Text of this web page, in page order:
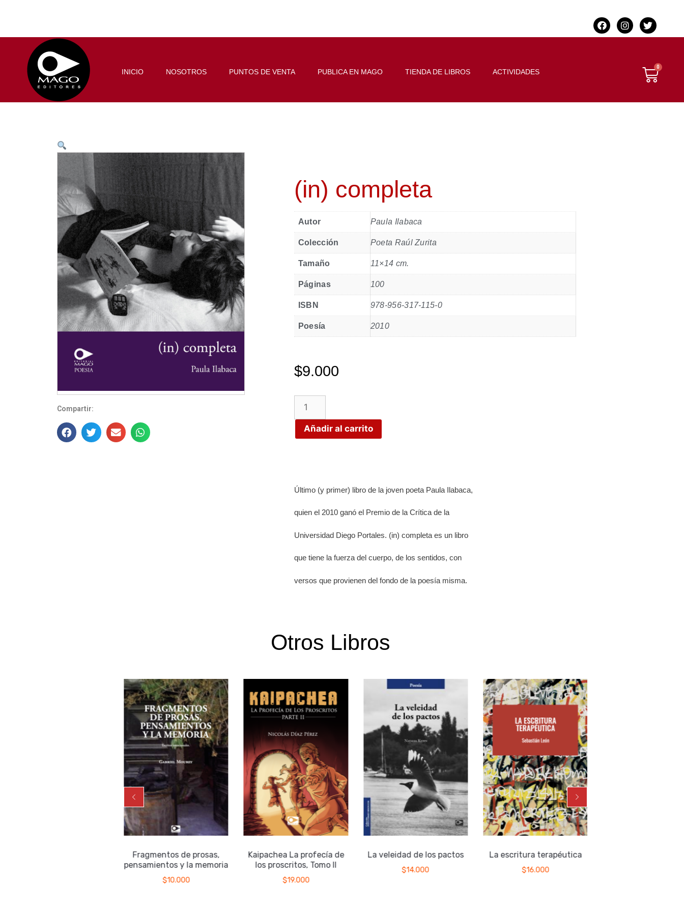
INICIO NOSOTROS PUNTOS DE VENTA PUBLICA EN MAGO TIENDA DE LIBROS ACTIVIDADES
Compartir:
(in) completa
Autor Paula Ilabaca
Colección Poeta Raúl Zurita
Tamaño 11×14 cm.
Páginas 100
ISBN 978-956-317-115-0
Poesía 2010
$9.000
Añadir al carrito
Último (y primer) libro de la joven poeta Paula Ilabaca,
quien el 2010 ganó el Premio de la Crítica de la
Universidad Diego Portales. (in) completa es un libro
que tiene la fuerza del cuerpo, de los sentidos, con
versos que provienen del fondo de la poesía misma.
Otros Libros
Fragmentos de prosas,
pensamientos y la memoria
$10.000
Kaipachea La profecía de
los proscritos, Tomo II
$19.000
La veleidad de los pactos
$14.000
La escritura terapéutica
$16.000